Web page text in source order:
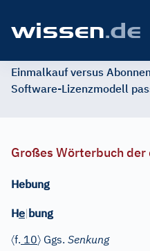
Einmalkauf versus
Software-Lizenzmodell
Großes Wörterbuch der
Hebung
He|bung
〈f. 10〉 Ggs. Senkung